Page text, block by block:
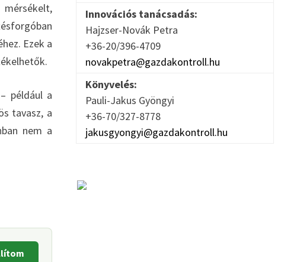
Ezek a
például a
tavasz, a
nem a
Innovációs tanácsadás:
Hajzser-Novák Petra
+36-20/396-4709
novakpetra@gazdakontroll.hu
Könyvelés:
Pauli-Jakus Gyöngyi
+36-70/327-8778
jakusgyongyi@gazdakontroll.hu